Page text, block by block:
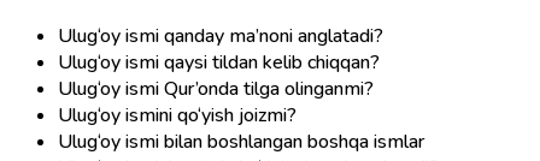
Ulug‘oy ismi qanday ma’noni anglatadi?
Ulug‘oy ismi qaysi tildan kelib chiqqan?
Ulug‘oy ismi Qur’onda tilga olinganmi?
Ulug‘oy ismini qo‘yish joizmi?
Ulug‘oy ismi bilan boshlangan boshqa ismlar